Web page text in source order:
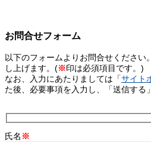
お問合せフォーム
以下のフォームよりお問合せください
し上げます。(※印は必須項目です。)
なお、入力にあたりましては「サイト
た後、必要事項を入力し、「送信する
氏名 ※